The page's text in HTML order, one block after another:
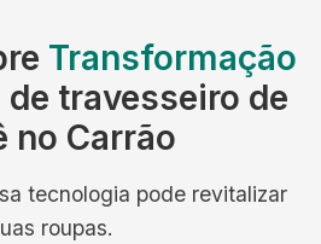
Transformação
travesseiro de
no Carrão
tecnologia pode revitalizar
roupas.